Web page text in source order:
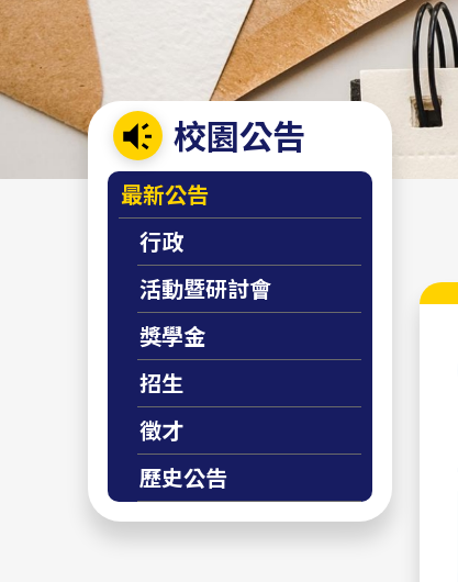
校園公告
最新公告
行政
活動暨研討會
獎學金
招生
徵才
歷史公告